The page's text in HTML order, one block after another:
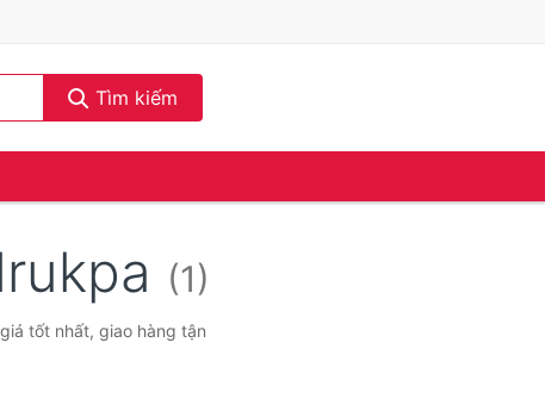
Tìm kiếm
(1)
tốt nhất, giao hàng tận